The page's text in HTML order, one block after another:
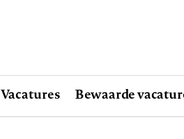
Vacatures Bewaarde